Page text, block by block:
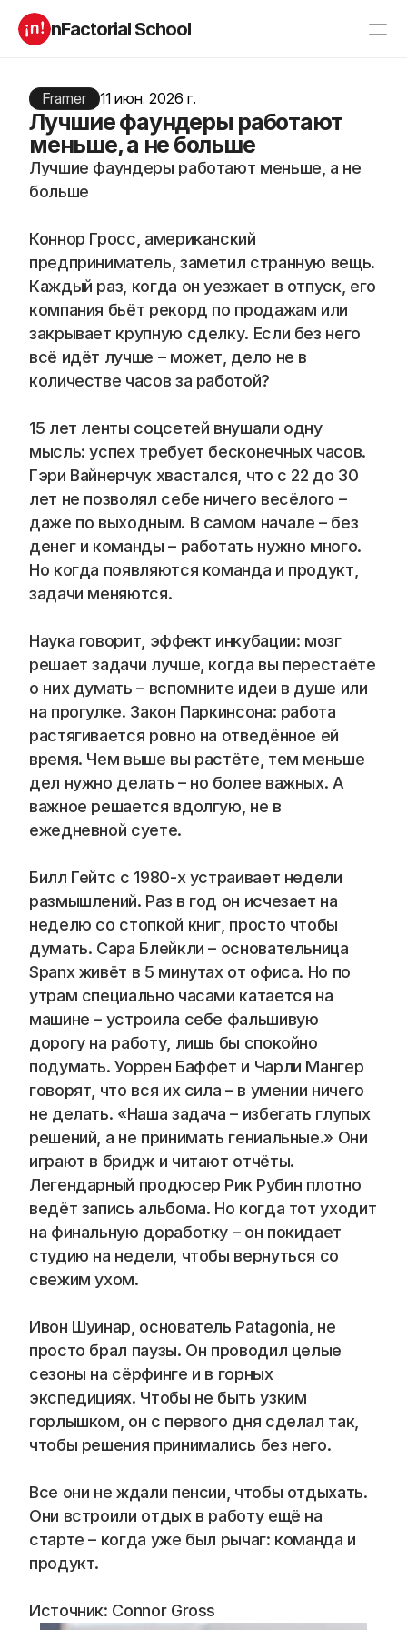
nFactorial School
О нас
Отзывы
Блог
Incubator 2026
Компаниям
Андроид разработчик
Алгоритмы
iOS с 0
Python-разработчик
Frontend на React
Генеративный ИИ
Data Science c 0
Аналитик данных
QA инженер
RESOURCES
Careers
About
Join
Events
Experts
📞 Спросить менеджера
Framer 11 июн. 2026 г.
Лучшие фаундеры работают
меньше, а не больше
Лучшие фаундеры работают меньше, а не
больше
Коннор Гросс, американский
предприниматель, заметил странную вещь.
Каждый раз, когда он уезжает в отпуск, его
компания бьёт рекорд по продажам или
закрывает крупную сделку. Если без него
всё идёт лучше – может, дело не в
количестве часов за работой?
15 лет ленты соцсетей внушали одну
мысль: успех требует бесконечных часов.
Гэри Вайнерчук хвастался, что с 22 до 30
лет не позволял себе ничего весёлого –
даже по выходным. В самом начале – без
денег и команды – работать нужно много.
Но когда появляются команда и продукт,
задачи меняются.
Наука говорит, эффект инкубации: мозг
решает задачи лучше, когда вы перестаёте
о них думать – вспомните идеи в душе или
на прогулке. Закон Паркинсона: работа
растягивается ровно на отведённое ей
время. Чем выше вы растёте, тем меньше
дел нужно делать – но более важных. А
важное решается вдолгую, не в
ежедневной суете.
Билл Гейтс с 1980-х устраивает недели
размышлений. Раз в год он исчезает на
неделю со стопкой книг, просто чтобы
думать. Сара Блейкли – основательница
Spanx живёт в 5 минутах от офиса. Но по
утрам специально часами катается на
машине – устроила себе фальшивую
дорогу на работу, лишь бы спокойно
подумать. Уоррен Баффет и Чарли Мангер
говорят, что вся их сила – в умении ничего
не делать. «Наша задача – избегать глупых
решений, а не принимать гениальные.» Они
играют в бридж и читают отчёты.
Легендарный продюсер Рик Рубин плотно
ведёт запись альбома. Но когда тот уходит
на финальную доработку – он покидает
студию на недели, чтобы вернуться со
свежим ухом.
Ивон Шуинар, основатель Patagonia, не
просто брал паузы. Он проводил целые
сезоны на сёрфинге и в горных
экспедициях. Чтобы не быть узким
горлышком, он с первого дня сделал так,
чтобы решения принимались без него.
Все они не ждали пенсии, чтобы отдыхать.
Они встроили отдых в работу ещё на
старте – когда уже был рычаг: команда и
продукт.
Источник: Connor Gross